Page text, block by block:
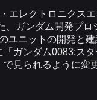
エレクトロニクス
、ガンダム開発プロ
ユニットの開発と
「ガンダム0083:ス
で見られるように変